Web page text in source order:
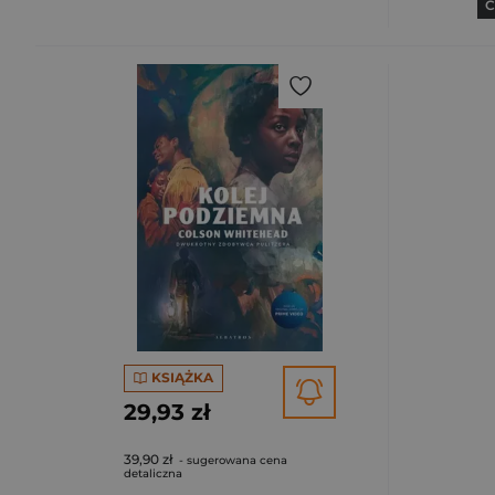
KSIĄŻKA
29,93 zł
39,90 zł - sugerowana cena
detaliczna